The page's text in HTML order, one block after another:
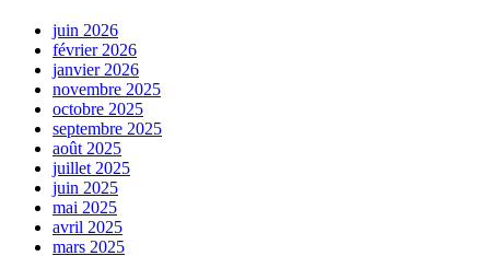
juin 2026
février 2026
janvier 2026
novembre 2025
octobre 2025
septembre 2025
août 2025
juillet 2025
juin 2025
mai 2025
avril 2025
mars 2025